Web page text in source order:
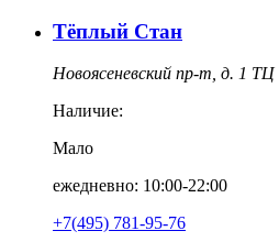
Тёплый Стан
Новоясеневский пр-т, д. 1
Наличие:
Мало
ежедневно: 10:00-22:00
+7(495) 781-95-76